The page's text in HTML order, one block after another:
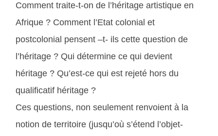
Comment traite-t-on de l’héritage artistique en
Afrique ? Comment l’Etat colonial et
postcolonial pensent –t- ils cette question de
l’héritage ? Qui détermine ce qui devient
héritage ? Qu’est-ce qui est rejeté hors du
qualificatif héritage ?
Ces questions, non seulement renvoient à la
notion de territoire (jusqu’où s’étend l’objet-